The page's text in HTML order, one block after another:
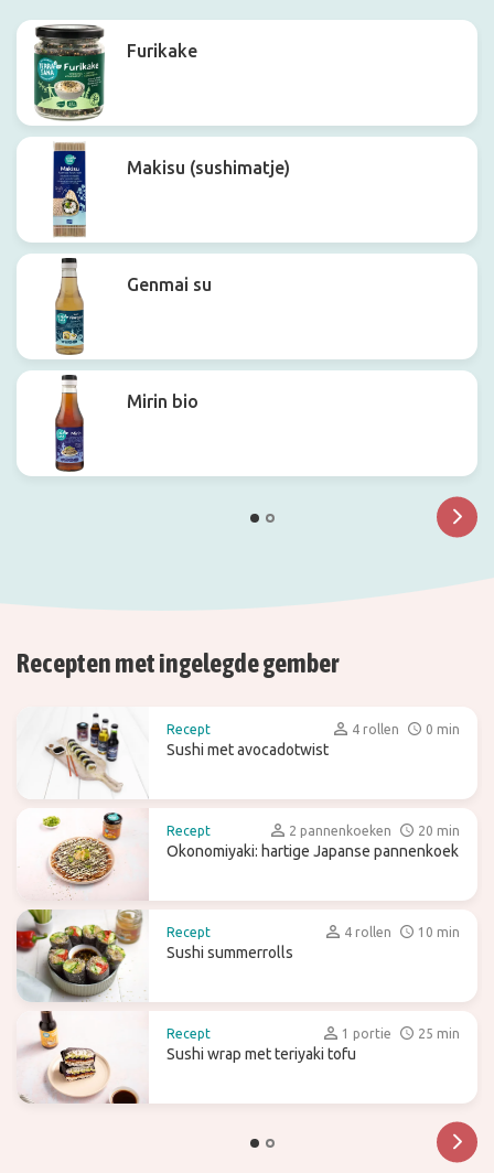
Furikake
Makisu (sushimatje)
Genmai su
Mirin bio
Recepten met ingelegde gember
Recept 4 rollen 0 min
Sushi met avocadotwist
Recept 2 pannenkoeken 20 min
Okonomiyaki: hartige Japanse pannenkoek
Recept 4 rollen 10 min
Sushi summerrolls
Recept 1 portie 25 min
Sushi wrap met teriyaki tofu